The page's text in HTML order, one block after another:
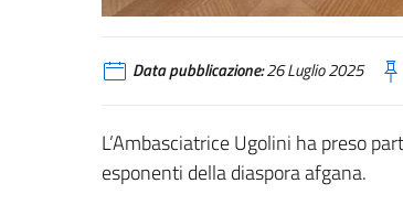
Data pubblicazione:26 Luglio 2025
L’Ambasciatrice Ugolini ha preso
esponenti della diaspora afgana.